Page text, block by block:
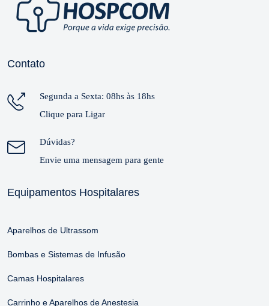
Contato
Segunda a Sexta: 08hs às 18hs
Clique para Ligar
Dúvidas?
Envie uma mensagem para gente
Equipamentos Hospitalares
Aparelhos de Ultrassom
Bombas e Sistemas de Infusão
Camas Hospitalares
Carrinho e Aparelhos de Anestesia